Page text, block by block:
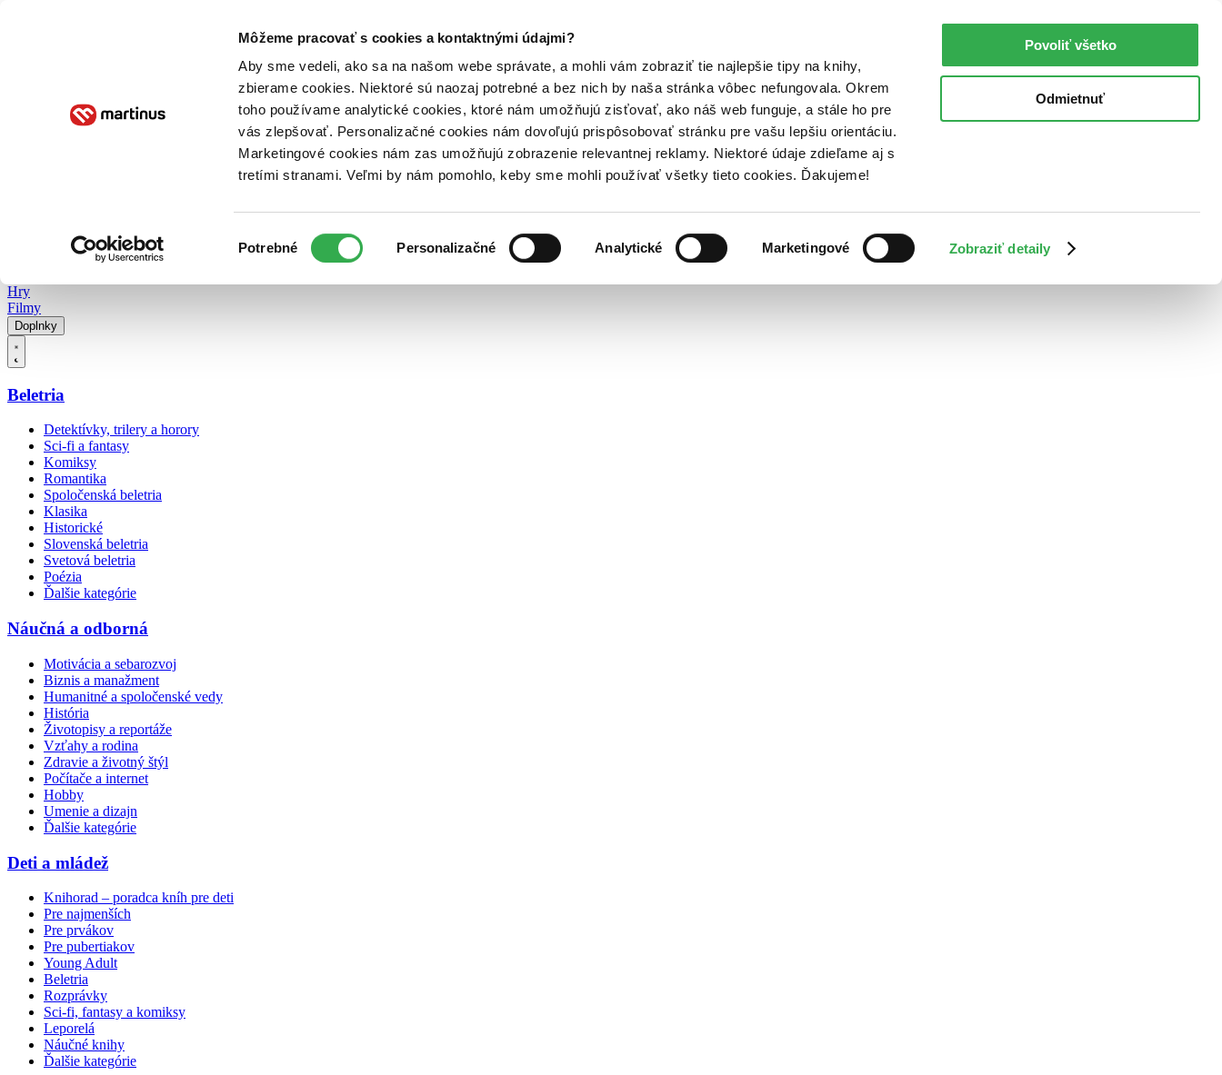
Môžeme pracovať s cookies a kontaktnými údajmi?
Aby sme vedeli, ako sa na našom webe správate, a mohli vám zobraziť tie najlepšie tipy na knihy,
zbierame cookies. Niektoré sú naozaj potrebné a bez nich by naša stránka vôbec nefungovala. Okrem
toho používame analytické cookies, ktoré nám umožňujú zisťovať, ako náš web funguje, a stále ho pre
vás zlepšovať. Personalizačné cookies nám dovoľujú prispôsobovať stránku pre vašu lepšiu orientáciu.
Marketingové cookies nám zas umožňujú zobrazenie relevantnej reklamy. Niektoré údaje zdieľame aj s
tretími stranami. Veľmi by nám pomohlo, keby sme mohli používať všetky tieto cookies. Ďakujeme!
súhlasu
Potrebné Personalizačné Analytické Marketingové Zobraziť detaily
Povoliť všetko
Odmietnuť
Poukážky Kontakt
Hry
Filmy
Doplnky
Beletria
Detektívky, trilery a horory
Sci-fi a fantasy
Komiksy
Romantika
Spoločenská beletria
Klasika
Historické
Slovenská beletria
Svetová beletria
Poézia
Ďalšie kategórie
Náučná a odborná
Motivácia a sebarozvoj
Biznis a manažment
Humanitné a spoločenské vedy
História
Životopisy a reportáže
Vzťahy a rodina
Zdravie a životný štýl
Počítače a internet
Hobby
Umenie a dizajn
Ďalšie kategórie
Deti a mládež
Knihorad – poradca kníh pre deti
Pre najmenších
Pre prvákov
Pre pubertiakov
Young Adult
Beletria
Rozprávky
Sci-fi, fantasy a komiksy
Leporelá
Náučné knihy
Ďalšie kategórie